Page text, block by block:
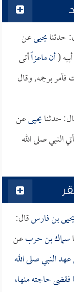
حدثنايحيىعن
(أنماعزاًأتى
فأمر برجمه, وقال
حدثنايحيىعن
النبي صلى الله
بن فارسقال:
سماك بن حربعن
النبي صلى الله
فقضى حاجته منها،